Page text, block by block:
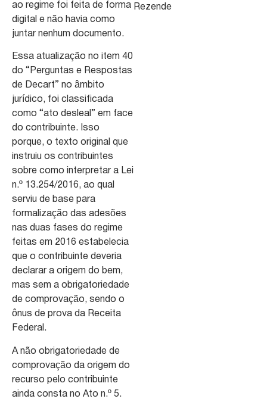
ao regime foi feita de forma
digital e não havia como
juntar nenhum documento.
Essa atualização no item 40
do “Perguntas e Respostas
de Decart” no âmbito
jurídico, foi classificada
como “ato desleal” em face
do contribuinte. Isso
porque, o texto original que
instruiu os contribuintes
sobre como interpretar a Lei
n.º 13.254/2016, ao qual
serviu de base para
formalização das adesões
nas duas fases do regime
feitas em 2016 estabelecia
que o contribuinte deveria
declarar a origem do bem,
mas sem a obrigatoriedade
de comprovação, sendo o
ônus de prova da Receita
Federal.
A não obrigatoriedade de
comprovação da origem do
recurso pelo contribuinte
ainda consta no Ato n.º 5.
Rezende